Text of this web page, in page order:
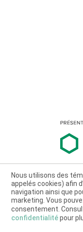
Nous utilisons des
appelés cookies) afin
navigation ainsi que
marketing. Vous
consentement.
confidentialitépour